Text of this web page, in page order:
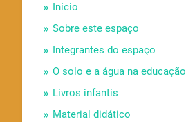
Início
Sobre este espaço
Integrantes do espaço
O solo e a água na educação
Livros infantis
Material didático